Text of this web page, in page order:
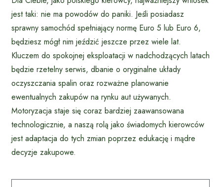
jest taki: nie ma powodów do paniki. Jeśli posiadasz
sprawny samochód spełniający normę Euro 5 lub Euro 6,
będziesz mógł nim jeździć jeszcze przez wiele lat.
Kluczem do spokojnej eksploatacji w nadchodzących latach
będzie rzetelny serwis, dbanie o oryginalne układy
oczyszczania spalin oraz rozważne planowanie
ewentualnych zakupów na rynku aut używanych.
Motoryzacja staje się coraz bardziej zaawansowana
technologicznie, a naszą rolą jako świadomych kierowców
jest adaptacja do tych zmian poprzez edukację i mądre
decyzje zakupowe.